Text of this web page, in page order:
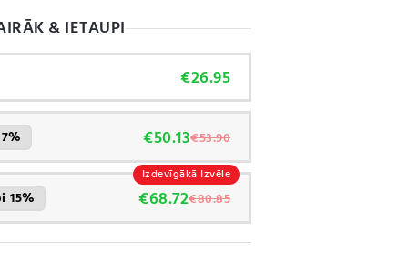
& IETAUPI
€26.95
€50.13€53.90
Izdevīgākā Izvēle
15% €68.72€80.85